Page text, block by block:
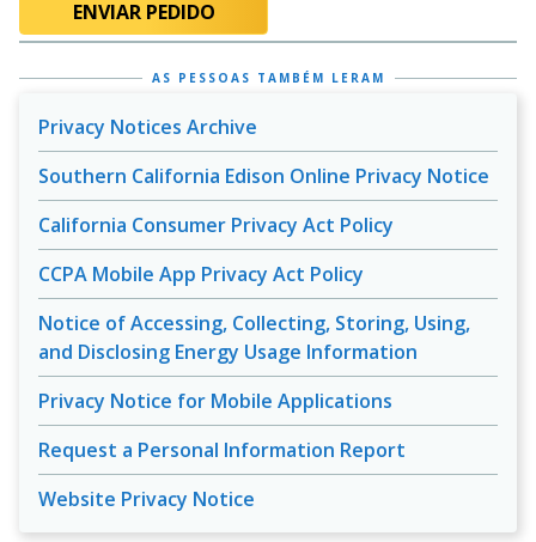
ENVIAR PEDIDO
AS PESSOAS TAMBÉM LERAM
Privacy Notices Archive
Southern California Edison Online Privacy Notice
California Consumer Privacy Act Policy
CCPA Mobile App Privacy Act Policy
Notice of Accessing, Collecting, Storing, Using,
and Disclosing Energy Usage Information
Privacy Notice for Mobile Applications
Request a Personal Information Report
Website Privacy Notice